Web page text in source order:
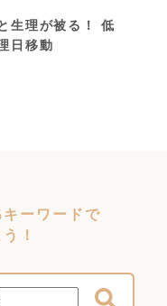
生理が被る！ 低
日移動
キーワードで
！